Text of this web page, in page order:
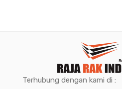
Terhubung dengan kami di :